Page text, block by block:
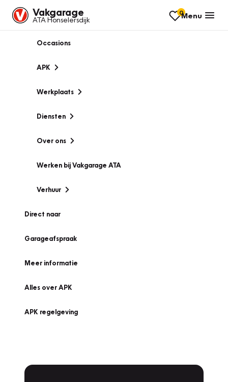
Vakgarage
ATA Honselersdijk
0Menu
Occasions
APK
Werkplaats
Diensten
Over ons
Werken bij Vakgarage ATA
Verhuur
Direct naar
Garageafspraak
Meer informatie
Alles over APK
APK regelgeving